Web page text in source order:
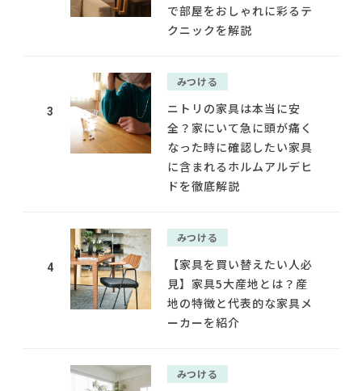
で部屋をおしゃれに彩るテ
クニックを解説
3
みつける
ニトリの家具は本当に安
全？家にいて急に頭が痛く
なった時に確認したい家具
に含まれるホルムアルデヒ
ドを徹底解説
4
みつける
【家具を買い替えたい人必
見】家具5大産地とは？産
地の特徴と代表的な家具メ
ーカーを紹介
みつける